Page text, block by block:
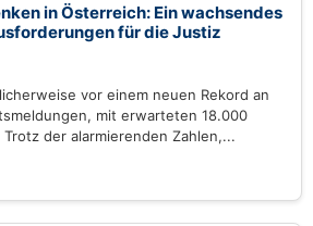
in Österreich: Ein wachsendes
für die Justiz
vor einem neuen Rekord an
mit erwarteten 18.000
der alarmierenden Zahlen,...